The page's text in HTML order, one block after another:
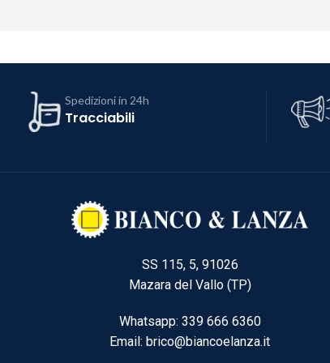
Spedizioni in 24h
Tracciabili
SS 115, 5, 91026
Mazara del Vallo (TP)
Whatsapp: 339 666 6360
Email: brico@biancoelanza.it